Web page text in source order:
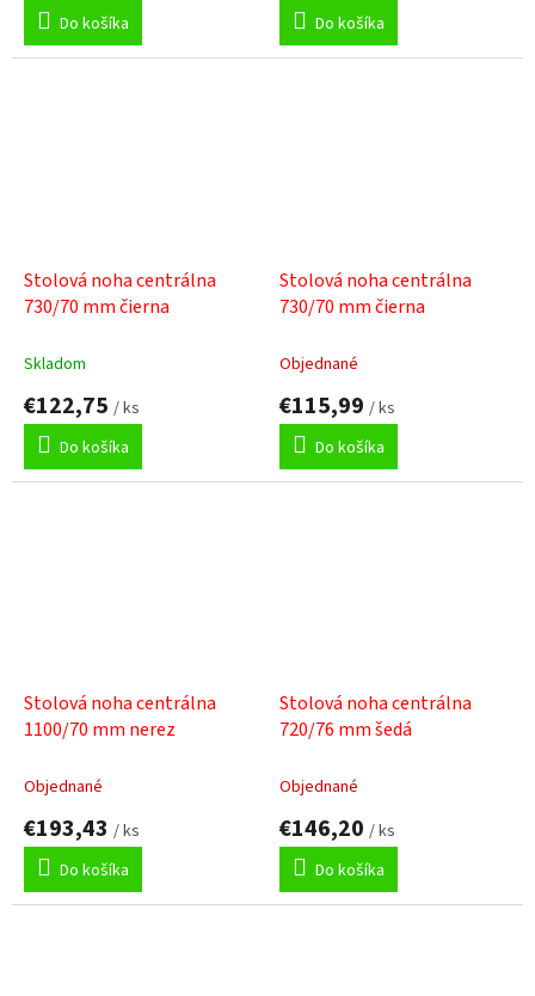
Do košíka
Do košíka
Stolová noha centrálna
730/70 mm čierna
Skladom
€122,75 / ks
Do košíka
Stolová noha centrálna
730/70 mm čierna
Objednané
€115,99 / ks
Do košíka
Stolová noha centrálna
1100/70 mm nerez
Objednané
€193,43 / ks
Do košíka
Stolová noha centrálna
720/76 mm šedá
Objednané
€146,20 / ks
Do košíka